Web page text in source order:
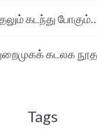
கடந்து போகும்…
கடலக
Tags